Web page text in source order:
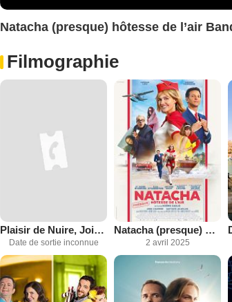
Natacha (presque) hôtesse de l’air
Filmographie
Plaisir de Nuire, Joie de Décevoir
Date de sortie inconnue
Natacha (presque) hôtesse de l’air
2 avril 2025